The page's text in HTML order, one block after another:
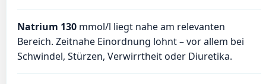
Natrium 130mmol/l liegt nahe am relevanten
Bereich. Zeitnahe Einordnung lohnt – vor allem bei
Schwindel, Stürzen, Verwirrtheit oder Diuretika.